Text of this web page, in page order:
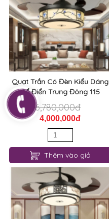
Quạt Trần Có Đèn Kiểu Dáng
Cổ Điển Trung Đông 115
6,780,000đ
4,000,000đ
Thêm vào giỏ